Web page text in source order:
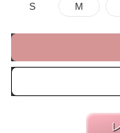
S M